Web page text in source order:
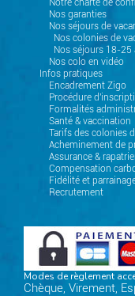
Notre charte de
Nos garanties
Nos séjours de
Nos colonies de
Nos séjours 18-25
Nos colo en vidéo
Infos pratiques
Encadrement Zigo
Procédure
Formalités
Santé & vaccination
Tarifs des colonies
Acheminement de
Assurance &
Compensation
Fidélité et
Recrutement
Modes de règlement
Chèque, Virement,